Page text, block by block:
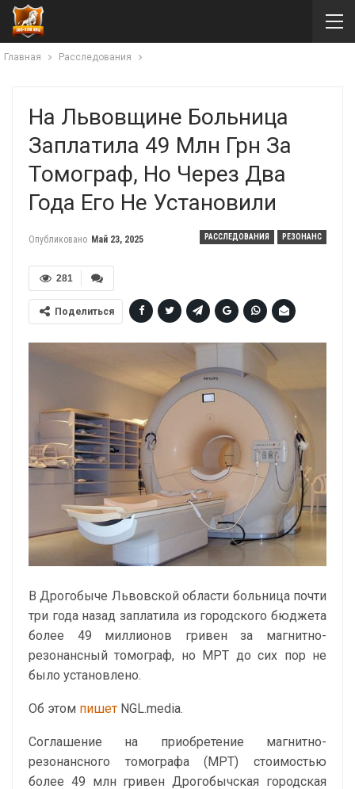
Главная Расследования
На Львовщине Больница
Заплатила 49 Млн Грн За
Томограф, Но Через Два
Года Его Не Установили
РАССЛЕДОВАНИЯ РЕЗОНАНС
Опубликовано Май 23, 2025
281
Поделиться
В Дрогобыче Львовской области больница почти
три года назад заплатила из городского бюджета
более 49 миллионов гривен за магнитно-
резонансный томограф, но МРТ до сих пор не
было установлено.
Об этом пишет NGL.media.
Соглашение на приобретение магнитно-
резонансного томографа (МРТ) стоимостью
более 49 млн гривен Дрогобычская городская